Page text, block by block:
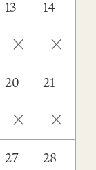
13
×
14
×
20
×
21
×
27 28